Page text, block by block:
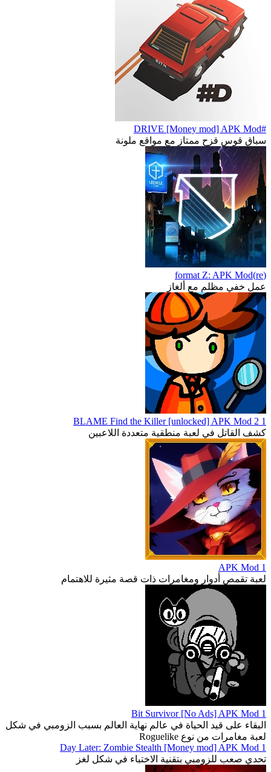
#DRIVE [Money mod] APK Mod
سباق قوس قزح ممتاز مع مواقع ملونة
(re)format Z: APK Mod
عمل خفي مظلم مع ألغاز
1 2 BLAME Find the Killer [unlocked] APK Mod
كشف القاتل في لعبة منطقية متعددة اللاعبين
1 APK Mod
لعبة تقمص أدوار ومغامرات ذات قصة مثيرة للاهتمام
1 Bit Survivor [No Ads] APK Mod
البقاء على قيد الحياة في عالم نهاية العالم بسبب الزومبي في شكل
لعبة مغامرات من نوع Roguelike
1 Day Later: Zombie Stealth [Money mod] APK Mod
تحدي صعب للزومبي بتقنية الاختباء في شكل لغز